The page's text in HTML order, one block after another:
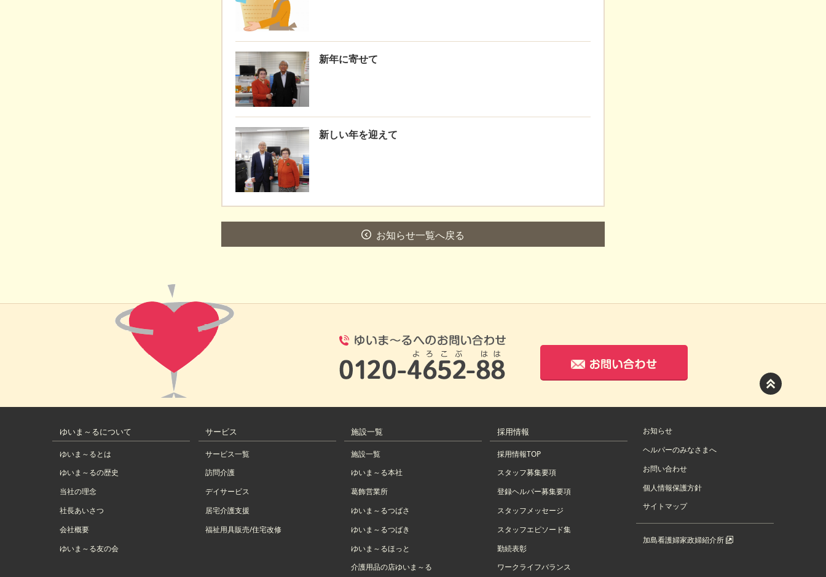
新年に寄せて
新しい年を迎えて
お知らせ一覧へ戻る
ゆいま～るについて
ゆいま～るとは
ゆいま～るの歴史
当社の理念
社長あいさつ
会社概要
ゆいま～る友の会
サービス
サービス一覧
訪問介護
デイサービス
居宅介護支援
福祉用具販売/住宅改修
施設一覧
施設一覧
ゆいま～る本社
葛飾営業所
ゆいま～るつばさ
ゆいま～るつばき
ゆいま～るほっと
介護用品の店ゆいま～る
採用情報
採用情報TOP
スタッフ募集要項
登録ヘルパー募集要項
スタッフメッセージ
スタッフエピソード集
勤続表彰
ワークライフバランス
お知らせ
ヘルパーのみなさまへ
お問い合わせ
個人情報保護方針
サイトマップ
加島看護婦家政婦紹介所